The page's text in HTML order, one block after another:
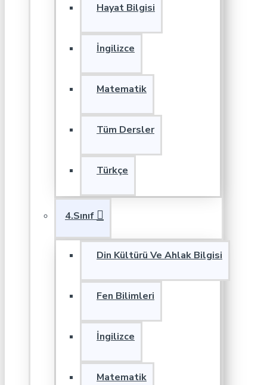
Hayat Bilgisi
İngilizce
Matematik
Tüm Dersler
Türkçe
4.Sınıf
Din Kültürü Ve Ahlak Bilgisi
Fen Bilimleri
İngilizce
Matematik